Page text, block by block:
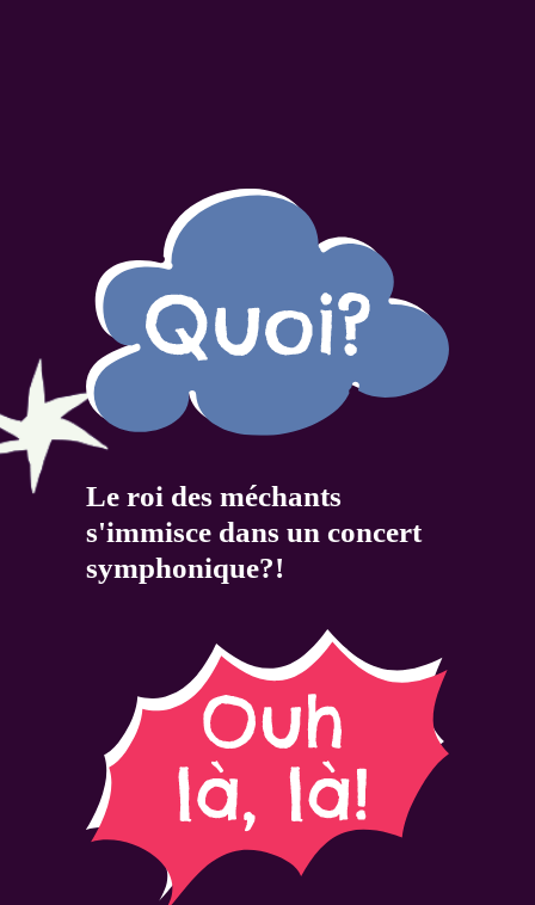
Le roi des méchants
s'immisce dans un concert
symphonique?!